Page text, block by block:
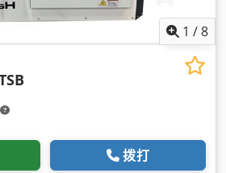
1 /8
拨打